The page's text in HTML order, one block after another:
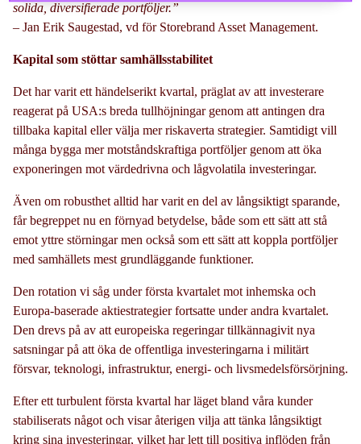
solida, diversifierade portföljer.”
– Jan Erik Saugestad, vd för Storebrand Asset Management.
Kapital som stöttar samhällsstabilitet
Det har varit ett händelserikt kvartal, präglat av att investerare
reagerat på USA:s breda tullhöjningar genom att antingen dra
tillbaka kapital eller välja mer riskaverta strategier. Samtidigt vill
många bygga mer motståndskraftiga portföljer genom att öka
exponeringen mot värdedrivna och lågvolatila investeringar.
Även om robusthet alltid har varit en del av långsiktigt sparande,
får begreppet nu en förnyad betydelse, både som ett sätt att stå
emot yttre störningar men också som ett sätt att koppla portföljer
med samhällets mest grundläggande funktioner.
Den rotation vi såg under första kvartalet mot inhemska och
Europa-baserade aktiestrategier fortsatte under andra kvartalet.
Den drevs på av att europeiska regeringar tillkännagivit nya
satsningar på att öka de offentliga investeringarna i militärt
försvar, teknologi, infrastruktur, energi- och livsmedelsförsörjning.
Efter ett turbulent första kvartal har läget bland våra kunder
stabiliserats något och visar återigen vilja att tänka långsiktigt
kring sina investeringar, vilket har lett till positiva inflöden från